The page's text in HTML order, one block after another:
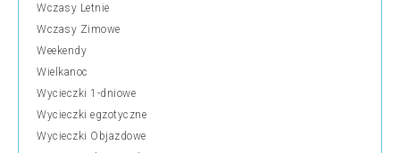
Wczasy Letnie
Wczasy Zimowe
Weekendy
Wielkanoc
Wycieczki 1-dniowe
Wycieczki egzotyczne
Wycieczki Objazdowe